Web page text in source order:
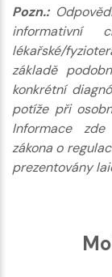
Pozn.:
informativní
lékařské/
základě
konkrétní
potíže při
Informace
zákona o
prezentovány